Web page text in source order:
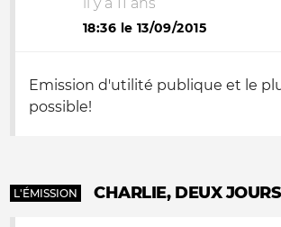
18:36 le 13/09/2015
Emission d'utilité publique et le
possible!
L'ÉMISSION CHARLIE, DEUX